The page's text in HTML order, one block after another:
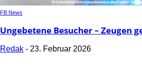
FB News
Ungebetene Besucher – Zeugen
Redak - 23. Februar 2026